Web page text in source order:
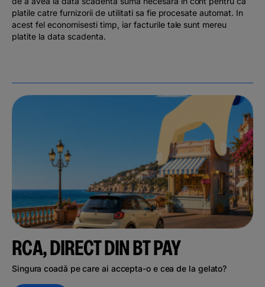
platile catre furnizorii de utilitati sa fie procesate automat. In
acest fel economisesti timp, iar facturile tale sunt mereu
platite la data scadenta.
RCA, DIRECT DIN BT PAY
Singura coadă pe care ai accepta-o e cea de la gelato?